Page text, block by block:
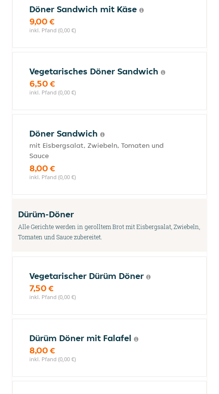
Döner Sandwich mit Käse
9,00 €
inkl. Pfand (0,00 €)
Vegetarisches Döner Sandwich
6,50 €
inkl. Pfand (0,00 €)
Döner Sandwich
mit Eisbergsalat, Zwiebeln, Tomaten und
Sauce
8,00 €
inkl. Pfand (0,00 €)
Dürüm-Döner
Alle Gerichte werden in gerolltem Brot mit Eisbergsalat, Zwiebeln,
Tomaten und Sauce zubereitet.
Vegetarischer Dürüm Döner
7,50 €
inkl. Pfand (0,00 €)
Dürüm Döner mit Falafel
8,00 €
inkl. Pfand (0,00 €)